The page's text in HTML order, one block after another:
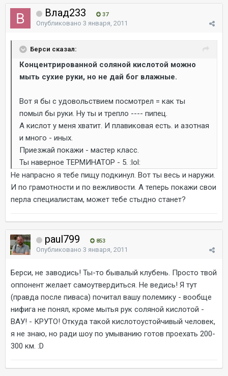
Влад233 37
Опубликовано 3 января, 2011
Берси сказал:
Концентрированной соляной кислотой можно
мыть сухие руки, но не дай бог влажные.
Вот я бы с удовольствием посмотрел = как ты
помыл бы руки. Ну ты и трепло ---- пипец.
А кислот у меня хватит. И плавиковая есть. и азотная
и много - иных.
Приезжай покажи - мастер класс.
Ты наверное ТЕРМИНАТОР - 5. :lol:
Не напрасно я тебе пищу подкинул. Вот ты весь и наружи.
И по грамотности и по вежливости. А теперь покажи свои
перла специалистам, может тебе стыдно станет?
paul799 853
Опубликовано 3 января, 2011
Берси, не заводись! Ты-то бывалый клубень. Просто твой
оппонент желает самоутвердиться. Не ведись! Я тут
(правда после пиваса) почитал вашу полемику - вообще
нифига не понял, кроме мытья рук соляной кислотой -
ВАУ! - КРУТО! Откуда такой кислотоустойчивый человек,
я не знаю, но ради шоу по умыванию готов проехать 200-
300 км. :D